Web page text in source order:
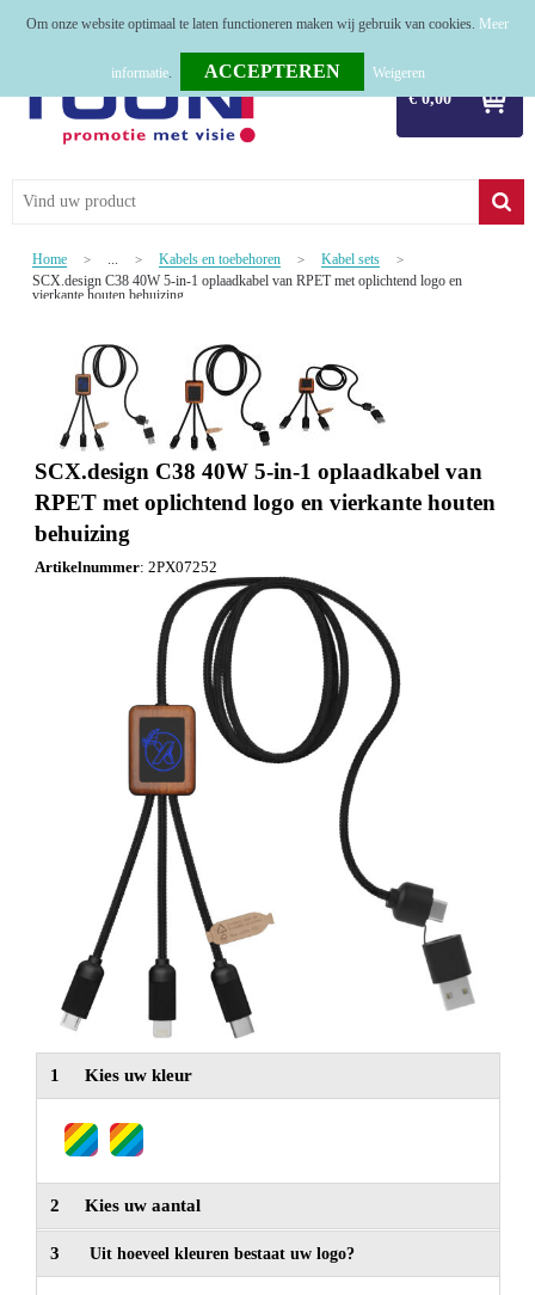
€ 0,00
Relatiegeschenken
Werkkleding
Kerstpakketten
Tastingpakketten
TOP 50
Home > ... > Kabels en toebehoren > Kabel sets >
SCX.design C38 40W 5-in-1 oplaadkabel van RPET met oplichtend logo en
vierkante houten behuizing
SCX.design C38 40W 5-in-1 oplaadkabel van
RPET met oplichtend logo en vierkante houten
behuizing
Artikelnummer: 2PX07252
1 Kies uw kleur
2 Kies uw aantal
3 Uit hoeveel kleuren bestaat uw logo?
Om onze website optimaal te laten functioneren maken wij gebruik van cookies. Meer
informatie. Weigeren